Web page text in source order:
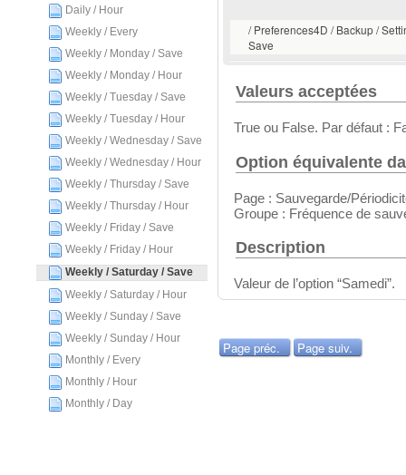
Daily / Hour
Weekly / Every
Weekly / Monday / Save
Weekly / Monday / Hour
Weekly / Tuesday / Save
Weekly / Tuesday / Hour
Weekly / Wednesday / Save
Weekly / Wednesday / Hour
Weekly / Thursday / Save
Weekly / Thursday / Hour
Weekly / Friday / Save
Weekly / Friday / Hour
Weekly / Saturday / Save
Weekly / Saturday / Hour
Weekly / Sunday / Save
Weekly / Sunday / Hour
Monthly / Every
Monthly / Hour
Monthly / Day
/ Preferences4D / Backup /
Save
Valeurs acceptées
True ou False. Par défaut :
Option équivalente
Page : Sauvegarde/
Groupe : Fréquence de
Description
Valeur de l’option “Samedi”.
Page préc. Page suiv.